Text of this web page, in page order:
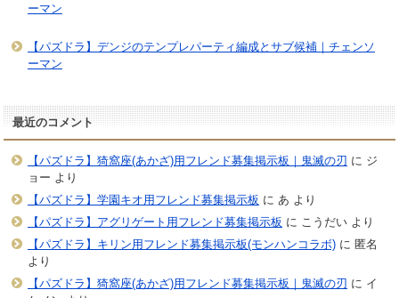
ーマン
【パズドラ】デンジのテンプレパーティ編成とサブ候補｜チェンソ
ーマン
最近のコメント
【パズドラ】猗窩座(あかざ)用フレンド募集掲示板｜鬼滅の刃 に ジ
ョー より
【パズドラ】学園キオ用フレンド募集掲示板 に あ より
【パズドラ】アグリゲート用フレンド募集掲示板 に こうだいより
【パズドラ】キリン用フレンド募集掲示板(モンハンコラボ)に 匿名
より
【パズドラ】猗窩座(あかざ)用フレンド募集掲示板｜鬼滅の刃 に イ